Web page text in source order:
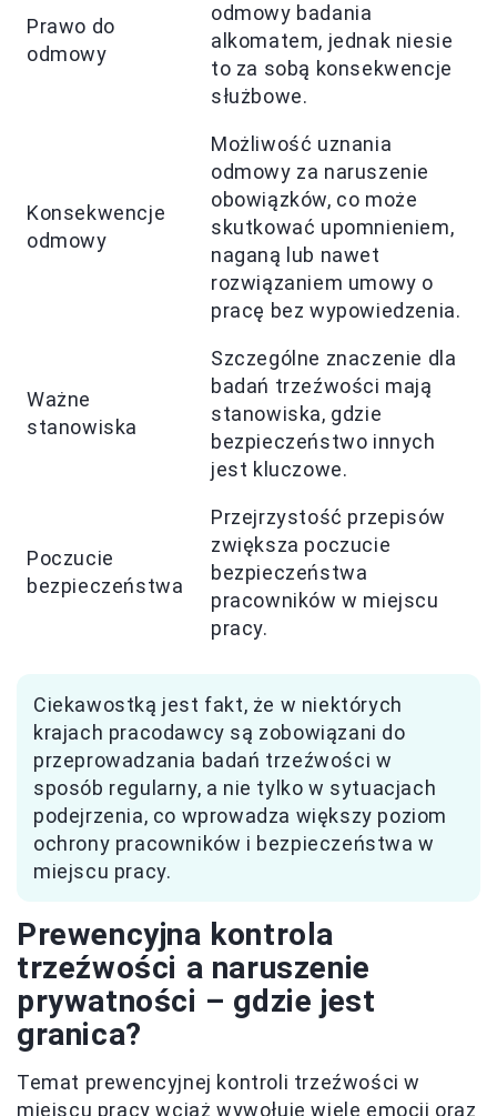
Prawo do
odmowy
odmowy badania
alkomatem, jednak niesie
to za sobą konsekwencje
służbowe.
Konsekwencje
odmowy
Możliwość uznania
odmowy za naruszenie
obowiązków, co może
skutkować upomnieniem,
naganą lub nawet
rozwiązaniem umowy o
pracę bez wypowiedzenia.
Ważne
stanowiska
Szczególne znaczenie dla
badań trzeźwości mają
stanowiska, gdzie
bezpieczeństwo innych
jest kluczowe.
Poczucie
bezpieczeństwa
Przejrzystość przepisów
zwiększa poczucie
bezpieczeństwa
pracowników w miejscu
pracy.
Ciekawostką jest fakt, że w niektórych
krajach pracodawcy są zobowiązani do
przeprowadzania badań trzeźwości w
sposób regularny, a nie tylko w sytuacjach
podejrzenia, co wprowadza większy poziom
ochrony pracowników i bezpieczeństwa w
miejscu pracy.
Prewencyjna kontrola
trzeźwości a naruszenie
prywatności – gdzie jest
granica?
Temat prewencyjnej kontroli trzeźwości w
miejscu pracy wciąż wywołuje wiele emocji oraz